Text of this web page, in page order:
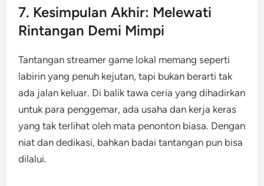
7. Kesimpulan Akhir: Melewati
Rintangan Demi Mimpi
Tantangan streamer game lokal memang seperti
labirin yang penuh kejutan, tapi bukan berarti tak
ada jalan keluar. Di balik tawa ceria yang dihadirkan
untuk para penggemar, ada usaha dan kerja keras
yang tak terlihat oleh mata penonton biasa. Dengan
niat dan dedikasi, bahkan badai tantangan pun bisa
dilalui.